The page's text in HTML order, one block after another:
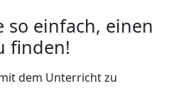
so einfach, einen
finden!
dem Unterricht zu